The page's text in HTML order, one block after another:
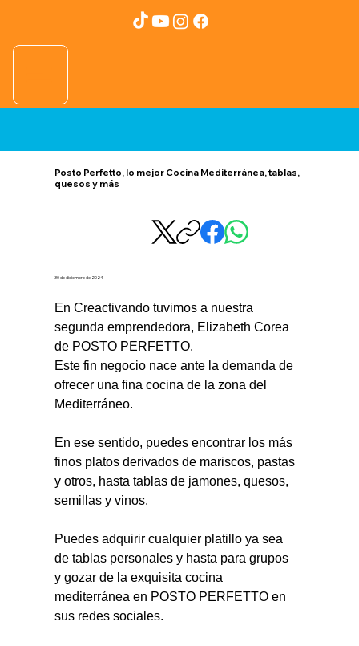
Posto Perfetto, lo mejor Cocina Mediterránea, tablas,
quesos y más
30 de diciembre de 2024
En Creactivando tuvimos a nuestra
segunda emprendedora, Elizabeth Corea
de POSTO PERFETTO.
Este fin negocio nace ante la demanda de
ofrecer una fina cocina de la zona del
Mediterráneo.
En ese sentido, puedes encontrar los más
finos platos derivados de mariscos, pastas
y otros, hasta tablas de jamones, quesos,
semillas y vinos.
Puedes adquirir cualquier platillo ya sea
de tablas personales y hasta para grupos
y gozar de la exquisita cocina
mediterránea en POSTO PERFETTO en
sus redes sociales.